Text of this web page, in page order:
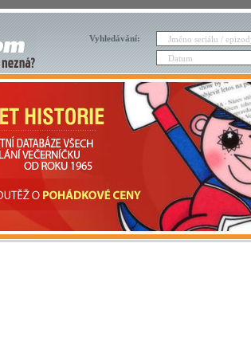
Vyhledávání: